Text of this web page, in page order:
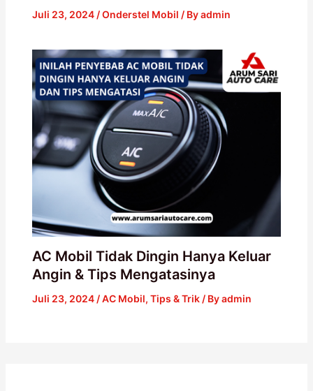
Juli 23, 2024/Onderstel Mobil / Byadmin
AC Mobil Tidak Dingin Hanya Keluar
Angin & Tips Mengatasinya
Juli 23, 2024 /AC Mobil, Tips & Trik/ Byadmin